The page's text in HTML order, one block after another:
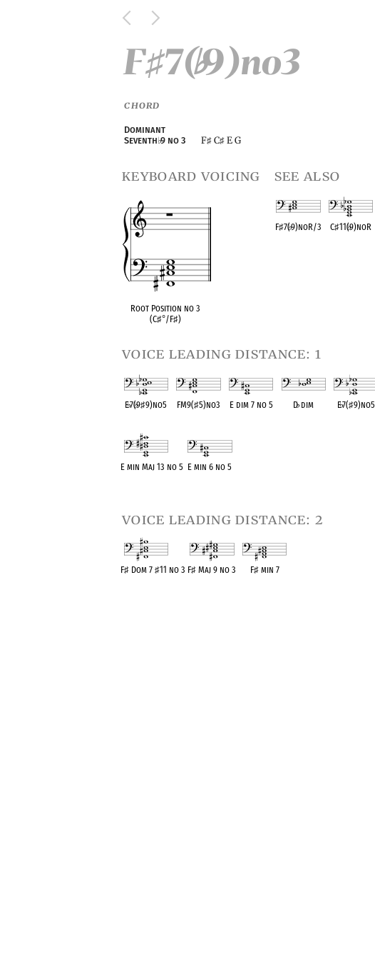
F♯7(♭9)no3
CHORD
Dominant
Seventh♭9 no 3 F♯ C♯ E G
keyboard voicing
Root Position no 3
(C♯°/F♯)
see also
F♯7(♭9)noR/3 C♯11(♭9)noR
voice leading distance: 1
E♭7(♭9♯9)no5 FM9(♯5)no3 E dim 7 no 5 D♭dim E♭7(♯9)no5
E min Maj 13 no 5 E min 6 no 5
voice leading distance: 2
F♯Dom 7 ♯11 no 3 F♯ Maj 9 no 3 F♯min 7